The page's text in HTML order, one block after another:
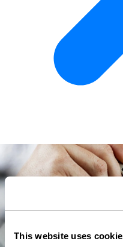
This website uses